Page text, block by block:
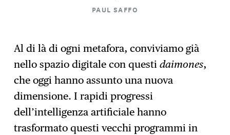
PAUL SAFFO
Al di là di ogni metafora, conviviamo già
nello spazio digitale con questidaimones,
che oggi hanno assunto una nuova
dimensione. I rapidi progressi
dell’intelligenza artificiale hanno
trasformato questi vecchi programmi in